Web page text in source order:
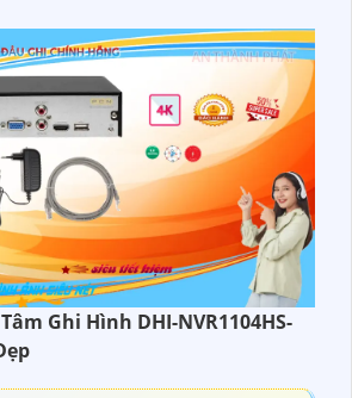
Ghi Hình DHI-NVR1104HS-